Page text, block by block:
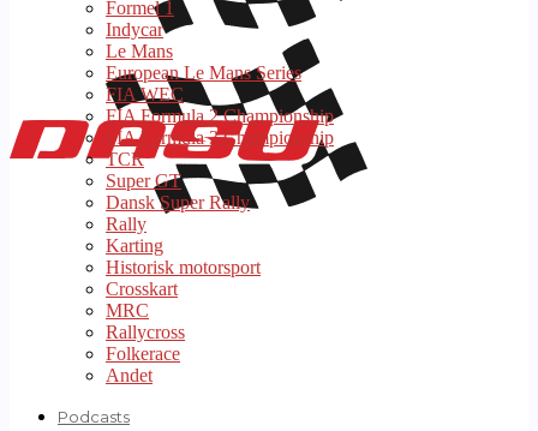
Formel 1
Indycar
Le Mans
European Le Mans Series
FIA WEC
FIA Formula 2 Championship
FIA Formula 3 Championship
TCR
Super GT
Dansk Super Rally
Rally
Karting
Historisk motorsport
Crosskart
MRC
Rallycross
Folkerace
Andet
Podcasts